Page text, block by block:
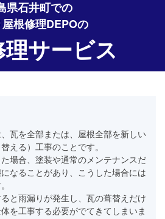
県石井町での
根修理DEPOの
サービス
瓦を全部または、屋根全部を新しい
える）工事のことです。
場合、塗装や通常のメンテナンスだ
なることがあり、こうした場合には
と雨漏りが発生し、瓦の葺替えだけ
を工事する必要がでてきてしまいま